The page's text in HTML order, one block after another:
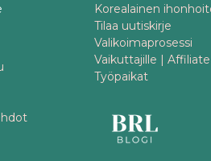
Korealainen
Tilaa uutiskirje
Valikoimaprosessi
Vaikuttajille | Affiliate
Työpaikat